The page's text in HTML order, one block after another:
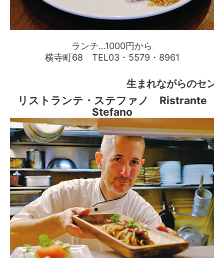
ランチ…1000円から
横寺町68 TEL03・5579・8961
生まれながらのセン
リストランテ・ステファノ Ristrante
Stefano